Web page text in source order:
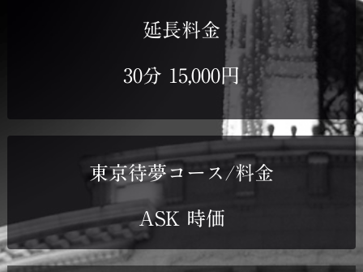
延長料金
30分 15,000円
東京待夢コース/料金
ASK 時価